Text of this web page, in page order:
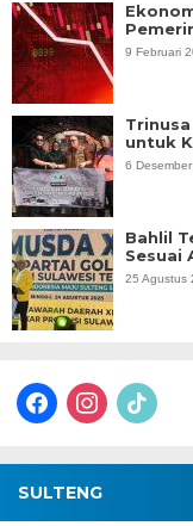
9 Februari
untuk
6
Bahlil
Sesuai
25 Agustus
facebookinstagram
tiktok
SULTENG